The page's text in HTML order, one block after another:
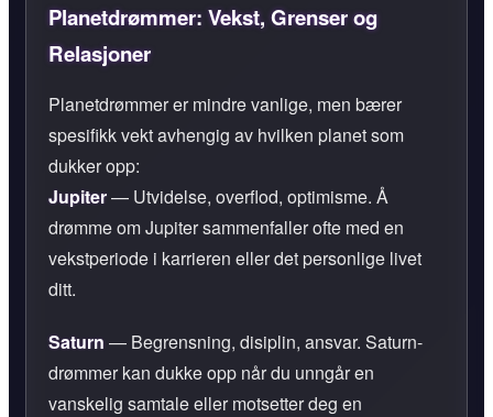
Planetdrømmer: Vekst, Grenser og
Relasjoner
Planetdrømmer er mindre vanlige, men bærer
spesifikk vekt avhengig av hvilken planet som
dukker opp:
Jupiter— Utvidelse, overflod, optimisme. Å
drømme om Jupiter sammenfaller ofte med en
vekstperiode i karrieren eller det personlige livet
ditt.
Saturn — Begrensning, disiplin, ansvar. Saturn-
drømmer kan dukke opp når du unngår en
vanskelig samtale eller motsetter deg en